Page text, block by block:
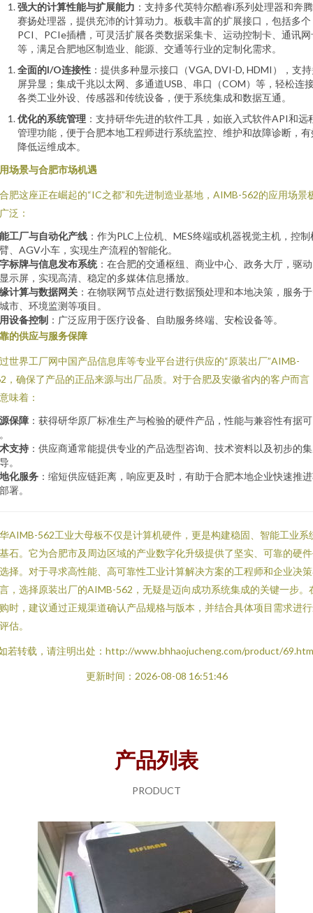
强大的计算性能与扩展能力 ：支持多代英特尔酷睿i系列处理器和奔
赛扬处理器，提供充沛的计算动力。板载丰富的扩展接口，包括多个
PCI、PCIe插槽，可灵活扩展各类数据采集卡、运动控制卡、通讯网
等，满足合肥地区制造业、能源、交通等行业的定制化需求。
全面的I/O连接性 ：提供多种显示接口（VGA, DVI-D, HDMI），支
屏异显；集成千兆以太网、多通道USB、串口（COM）等，轻松连
各类工业外设、传感器和传统设备，便于系统集成和数据互通。
优化的系统管理 ：支持研华先进的软件工具，如嵌入式软件API和远
管理功能，便于合肥本地工程师进行系统监控、维护和故障诊断，有
降低运维成本。
场景与合肥市场机遇
肥这座正在崛起的“IC之都”和先进制造业基地，AIMB-562的应用场景
泛：
工厂与自动化产线 ：作为PLC上位机、MES终端或机器视觉主机，控制
、AGV小车，实现生产流程的智能化。
标牌与信息发布系统：在合肥的交通枢纽、商业中心、政务大厅，驱
示屏，实现高清、稳定的多媒体信息播放。
计算与数据网关 ：在物联网节点处进行数据预处理和本地决策，服务
市、环境监测等项目。
设备控制 ：广泛应用于医疗设备、自助服务终端、安检设备等。
的供应与服务保障
世界工厂网中国产品信息库等专业平台进行供应的“原装出厂”AIMB-
，确保了产品的正品来源与出厂品质。对于合肥及安徽省内的客户而言
味着：
保障 ：获得研华原厂标准生产与检验的硬件产品，性能与兼容性有据可
支持 ：供应商通常能提供专业的产品选型咨询、技术资料以及初步的
。
化服务 ：缩短供应链距离，响应更及时，有助于合肥本地企业快速推
署。
AIMB-562工业大母板不仅是计算机硬件，更是构建稳固、智能工业系
石。它为合肥市及周边区域的产业数字化升级提供了坚实、可靠的硬
择。对于寻求高性能、高可靠性工业计算解决方案的工程师和企业决
，选择原装出厂的AIMB-562，无疑是迈向成功系统集成的关键一步。
时，建议通过正规渠道确认产品规格与版本，并结合具体项目需求进
估。
若转载，请注明出处：http://www.bhhaojucheng.com/product/
更新时间：2026-08-08 16:51:46
产品列表
PRODUCT